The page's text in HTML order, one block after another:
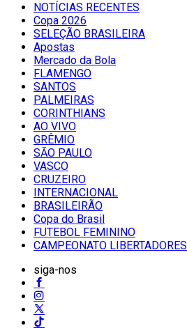
NOTÍCIAS RECENTES
Copa 2026
SELEÇÃO BRASILEIRA
Apostas
Mercado da Bola
FLAMENGO
SANTOS
PALMEIRAS
CORINTHIANS
AO VIVO
GRÊMIO
SĀO PAULO
VASCO
CRUZEIRO
INTERNACIONAL
BRASILEIRÃO
Copa do Brasil
FUTEBOL FEMININO
CAMPEONATO LIBERTADORES
siga-nos